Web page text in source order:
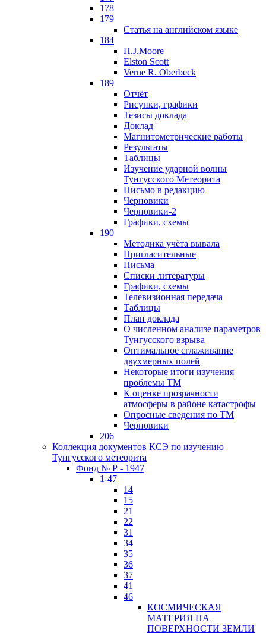
178
179
Статья на английском языке
184
H.J.Moore
Elston Scott
Verne R. Oberbeck
189
Отчёт
Рисунки, графики
Тезисы доклада
Доклад
Магнитометрические работы
Результаты
Таблицы
Изучение ударной волны
Тунгусского Метеорита
Письмо в редакцию
Черновики
Черновики-2
Графики, схемы
190
Методика учёта вывала
Пригласительные
Письма
Списки литературы
Графики, схемы
Телевизионная передача
Таблицы
План доклада
О численном анализе параметров
Тунгусского взрыва
Оптимальное сглаживание
двухмерных полей
Некоторые итоги изучения
проблемы ТМ
К оценке прозрачности
атмосферы в районе катастрофы
Опросные сведения по ТМ
Черновики
206
Коллекция документов КСЭ по изучению
Тунгусского метеорита
Фонд № Р - 1947
1-47
14
15
21
22
31
34
35
36
37
41
46
КОСМИЧЕСКАЯ
МАТЕРИЯ НА
ПОВЕРХНОСТИ ЗЕМЛИ